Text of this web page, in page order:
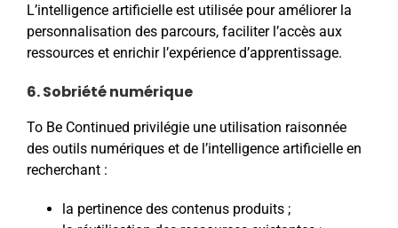
L’intelligence artificielle est utilisée pour améliorer la
personnalisation des parcours, faciliter l’accès aux
ressources et enrichir l’expérience d’apprentissage.
6. Sobriété numérique
To Be Continued privilégie une utilisation raisonnée
des outils numériques et de l’intelligence artificielle en
recherchant :
la pertinence des contenus produits ;